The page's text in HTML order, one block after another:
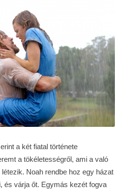
a két fiatal története
a tökéletességről, ami a való
Noah rendbe hoz egy házat
és várja őt. Egymás kezét fogva